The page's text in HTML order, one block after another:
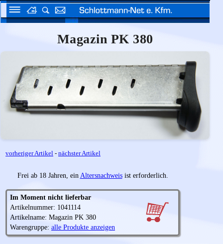
Magazin PK 380
vorheriger Artikel - nächster Artikel
Frei ab 18 Jahren, ein Altersnachweisist erforderlich.
Im Moment nicht lieferbar
Artikelnummer: 1041114
Artikelname: Magazin PK 380
Warengruppe: alle Produkte anzeigen